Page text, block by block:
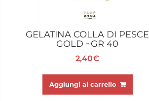
GELATINA COLLA DI PESCE
GOLD ~GR 40
2,40€
Aggiungi al carrello